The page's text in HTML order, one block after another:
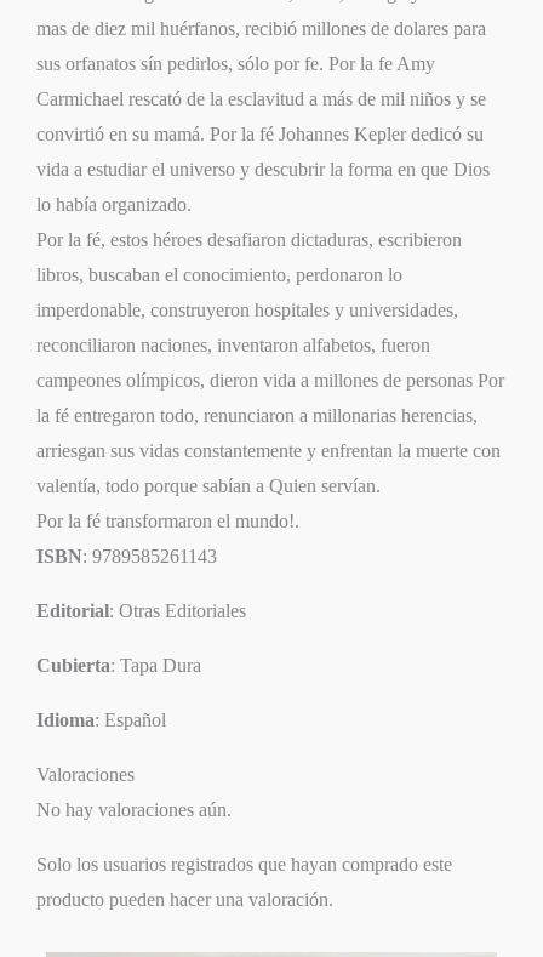
mas de diez mil huérfanos, recibió millones de dolares para
sus orfanatos sín pedirlos, sólo por fe. Por la fe Amy
Carmichael rescató de la esclavitud a más de mil niños y se
convirtió en su mamá. Por la fé Johannes Kepler dedicó su
vida a estudiar el universo y descubrir la forma en que Dios
lo había organizado.
Por la fé, estos héroes desafiaron dictaduras, escribieron
libros, buscaban el conocimiento, perdonaron lo
imperdonable, construyeron hospitales y universidades,
reconciliaron naciones, inventaron alfabetos, fueron
campeones olímpicos, dieron vida a millones de personas Por
la fé entregaron todo, renunciaron a millonarias herencias,
arriesgan sus vidas constantemente y enfrentan la muerte con
valentía, todo porque sabían a Quien servían.
Por la fé transformaron el mundo!.
ISBN: 9789585261143
Editorial: Otras Editoriales
Cubierta: Tapa Dura
Idioma: Español
Valoraciones
No hay valoraciones aún.
Solo los usuarios registrados que hayan comprado este
producto pueden hacer una valoración.